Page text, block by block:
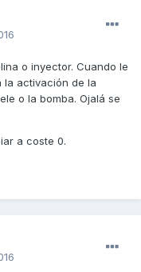
o inyector. Cuando le
la activación de la
o la bomba. Ojalá se
a coste 0.